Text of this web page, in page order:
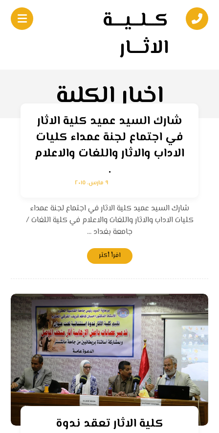
كـــلـــيــــة
الاثــــار
اخبار الكلية
شارك السيد عميد كلية الاثار
في اجتماع لجنة عمداء كليات
الاداب والاثار واللغات والاعلام
.
٩ مارس، ٢٠١٥
شارك السيد عميد كلية الاثار في اجتماع لجنة عمداء
كليات الاداب والاثار واللغات والاعلام في كلية اللغات /
جامعة بغداد ...
اقرأ أكثر
كلية الاثار تعقد ندوة